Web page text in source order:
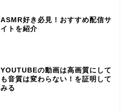
ASMR好き必見！おすすめ配信サ
イトを紹介
YOUTUBEの動画は高画質にして
も音質は変わらない！を証明して
みる